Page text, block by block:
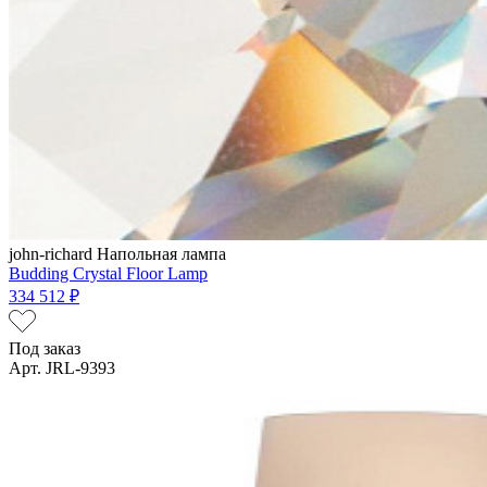
john-richard Напольная лампа
Budding Crystal Floor Lamp
334 512 ₽
Под заказ
Арт. JRL-9393